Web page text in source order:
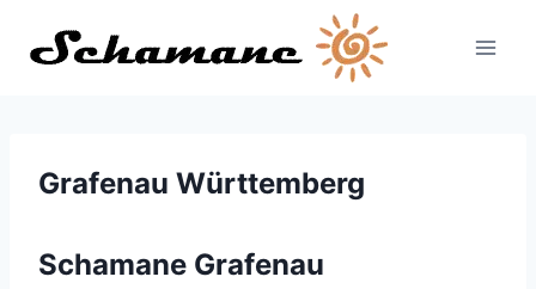
Inhalt
Grafenau Württemberg
Schamane Grafenau